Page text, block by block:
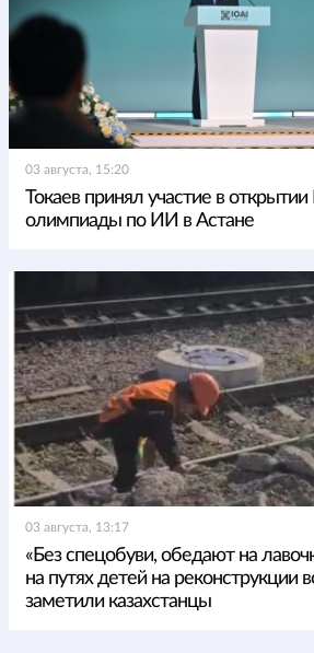
03 августа, 15:20
Токаев принял участие в
олимпиады по ИИ в Астане
03 августа, 13:17
«Без спецобуви, обедают на
на путях детей на реконструкции
заметили казахстанцы